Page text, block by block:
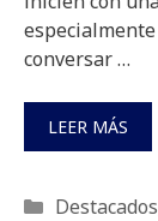
conversar …
LEER MÁS
Categorías
Destacados